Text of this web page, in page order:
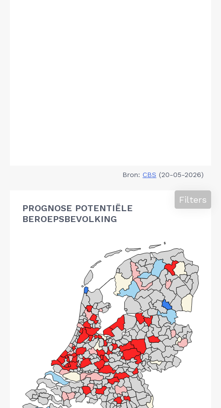
Bron: CBS (20-05-2026)
PROGNOSE POTENTIËLE
BEROEPSBEVOLKING
Filters